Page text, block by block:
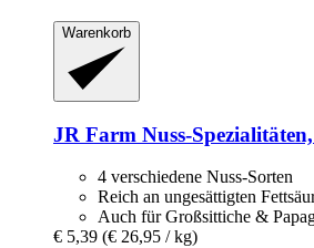
Warenkorb
JR Farm Nuss-​
4 verschiedene Nuss-Sorten
Reich an ungesättigten
Auch für Großsittiche &
€ 5,39 (€ 26,95 / kg)